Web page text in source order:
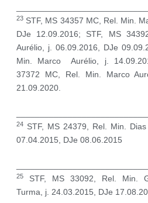
23 STF, MS 34357 MC, Rel. Min.
DJe 12.09.2016; STF, MS
Aurélio, j. 06.09.2016, DJe
Min. Marco Aurélio, j.
37372 MC, Rel. Min. Marco
21.09.2020.
24 STF, MS 24379, Rel. Min.
07.04.2015, DJe 08.06.2015
25
STF, MS 33092, Rel. Min.
Turma, j. 24.03.2015, DJe